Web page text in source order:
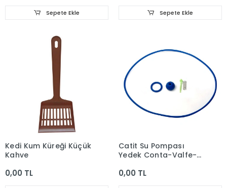
Sepete Ekle Sepete Ekle
Kedi Kum Küreği Küçük
Kahve
0,00 TL
Catit Su Pompası
Yedek Conta-Valfe-
0,00 TL